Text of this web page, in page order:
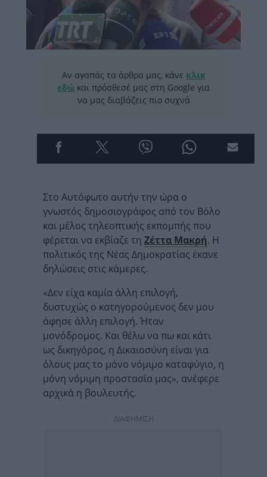
Αν αγαπάς τα άρθρα μας, κάνε κλικ
εδώ και πρόσθεσέ μας στη Google για
να μας διαβάζεις πιο συχνά
Στο Αυτόφωτο αυτήν την ώρα ο
γνωστός δημοσιογράφος από τον Βόλο
και μέλος τηλεοπτικής εκπομπής που
φέρεται να εκβίαζε τη Ζέττα Μακρή. Η
πολιτικός της Νέας Δημοκρατίας έκανε
δηλώσεις στις κάμερες.
«Δεν είχα καμία άλλη επιλογή,
δυστυχώς ο κατηγορούμενος δεν μου
άφησε άλλη επιλογή. Ήταν
μονόδρομος. Και θέλω να πω και κάτι
ως δικηγόρος, η Δικαιοσύνη είναι για
όλους μας το μόνο νόμιμο καταφύγιο, η
μόνη νόμιμη προστασία μας», ανέφερε
αρχικά η βουλευτής.
ΔΙΑΦΗΜΙΣΗ